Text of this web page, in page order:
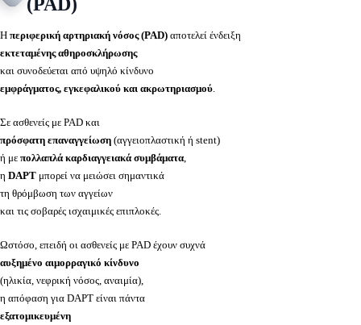
Η περιφερική αρτηριακή νόσος (PAD) αποτελεί ένδειξη
εκτεταμένης αθηροσκλήρωσης
και συνοδεύεται από υψηλό κίνδυνο
εμφράγματος, εγκεφαλικού και ακρωτηριασμού.
Σε ασθενείς με PAD και
πρόσφατη επαναγγείωση (αγγειοπλαστική ή stent)
ή με πολλαπλά καρδιαγγειακά συμβάματα,
η DAPT μπορεί να μειώσει σημαντικά
τη θρόμβωση των αγγείων
και τις σοβαρές ισχαιμικές επιπλοκές.
Ωστόσο, επειδή οι ασθενείς με PAD έχουν συχνά
αυξημένο αιμορραγικό κίνδυνο
(ηλικία, νεφρική νόσος, αναιμία),
η απόφαση για DAPT είναι πάντα
εξατομικευμένη